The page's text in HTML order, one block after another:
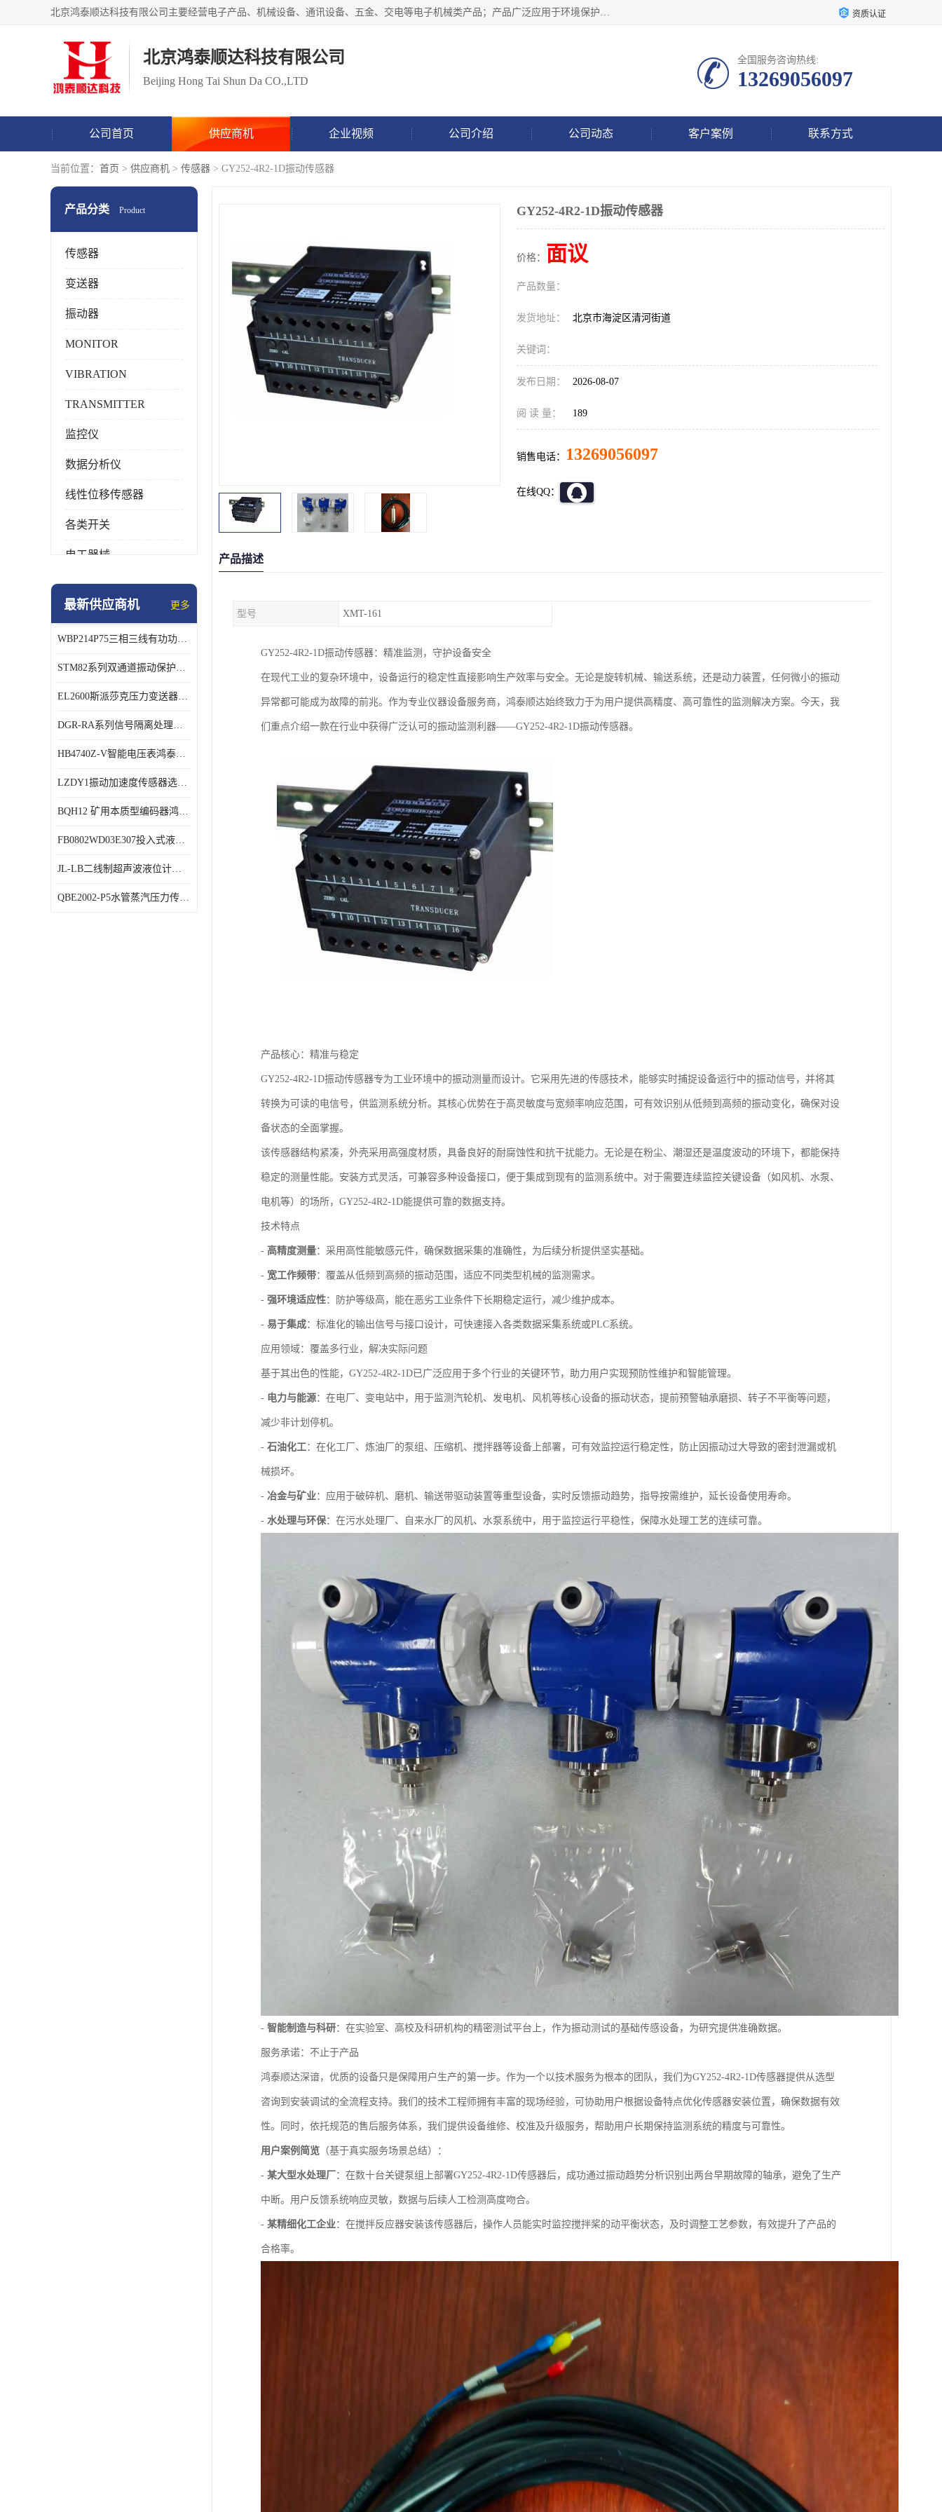
北京鸿泰顺达科技有限公司主要经营电子产品、机械设备、通讯设备、五金、交电等电子机械类产品；产品广泛应用于环境保护、石油化工、电力电子、冶金建筑、煤炭、农业、卫生防疫、教育科研等行业。并成功的与各地环境监测站、污水处理厂、卷烟厂、电厂、高校、科学院所、卫生防疫部门、煤矿、石化厂等用户建立了密切的合作关系。 资质认证
北京鸿泰顺达科技有限公司
Beijing Hong Tai Shun Da CO.,LTD
全国服务咨询热线:
13269056097
公司首页 供应商机 企业视频 公司介绍 公司动态 客户案例 联系方式
当前位置： 首页 > 供应商机 > 传感器 > GY252-4R2-1D振动传感器
产品分类 Product
传感器
变送器
振动器
MONITOR
VIBRATION
TRANSMITTER
监控仪
数据分析仪
线性位移传感器
各类开关
电工器械
模块化产品
特殊用处传感器
特殊用途变送器
最新供应商机 更多
WBP214P75三相三线有功功率传感器鸿泰顺达产品稳定性好
STM82系列双通道振动保护表鸿泰产品技术规格
EL2600斯派莎克压力变送器技术规格
DGR-RA系列信号隔离处理器鸿泰产品技术规格
HB4740Z-V智能电压表鸿泰产品外形美观大方
LZDY1振动加速度传感器选型资料
BQH12 矿用本质型编码器鸿泰产品实物展示
FB0802WD03E307投入式液位计鸿泰产品选型参数
JL-LB二线制超声波液位计鸿泰产品外形美观大方
QBE2002-P5水管蒸汽压力传感器西门子产品技术规格
GY252-4R2-1D振动传感器
价格： 面议
产品数量：
发货地址： 北京市海淀区清河街道
关键词：
发布日期： 2026-08-07
阅 读 量： 189
销售电话： 13269056097
在线QQ：
产品描述
型号 XMT-161
GY252-4R2-1D振动传感器：精准监测，守护设备安全
在现代工业的复杂环境中，设备运行的稳定性直接影响生产效率与安全。无论是旋转机械、输送系统，还是动力装置，任何微小的振动
异常都可能成为故障的前兆。作为专业仪器设备服务商，鸿泰顺达始终致力于为用户提供高精度、高可靠性的监测解决方案。今天，我
们重点介绍一款在行业中获得广泛认可的振动监测利器——GY252-4R2-1D振动传感器。
产品核心：精准与稳定
GY252-4R2-1D振动传感器专为工业环境中的振动测量而设计。它采用先进的传感技术，能够实时捕捉设备运行中的振动信号，并将其
转换为可读的电信号，供监测系统分析。其核心优势在于高灵敏度与宽频率响应范围，可有效识别从低频到高频的振动变化，确保对设
备状态的全面掌握。
该传感器结构紧凑，外壳采用高强度材质，具备良好的耐腐蚀性和抗干扰能力。无论是在粉尘、潮湿还是温度波动的环境下，都能保持
稳定的测量性能。安装方式灵活，可兼容多种设备接口，便于集成到现有的监测系统中。对于需要连续监控关键设备（如风机、水泵、
电机等）的场所，GY252-4R2-1D能提供可靠的数据支持。
技术特点
- 高精度测量：采用高性能敏感元件，确保数据采集的准确性，为后续分析提供坚实基础。
- 宽工作频带：覆盖从低频到高频的振动范围，适应不同类型机械的监测需求。
- 强环境适应性：防护等级高，能在恶劣工业条件下长期稳定运行，减少维护成本。
- 易于集成：标准化的输出信号与接口设计，可快速接入各类数据采集系统或PLC系统。
应用领域：覆盖多行业，解决实际问题
基于其出色的性能，GY252-4R2-1D已广泛应用于多个行业的关键环节，助力用户实现预防性维护和智能管理。
- 电力与能源：在电厂、变电站中，用于监测汽轮机、发电机、风机等核心设备的振动状态，提前预警轴承磨损、转子不平衡等问题，
减少非计划停机。
- 石油化工：在化工厂、炼油厂的泵组、压缩机、搅拌器等设备上部署，可有效监控运行稳定性，防止因振动过大导致的密封泄漏或机
械损坏。
- 冶金与矿业：应用于破碎机、磨机、输送带驱动装置等重型设备，实时反馈振动趋势，指导按需维护，延长设备使用寿命。
- 水处理与环保：在污水处理厂、自来水厂的风机、水泵系统中，用于监控运行平稳性，保障水处理工艺的连续可靠。
- 智能制造与科研：在实验室、高校及科研机构的精密测试平台上，作为振动测试的基础传感设备，为研究提供准确数据。
服务承诺：不止于产品
鸿泰顺达深谙，优质的设备只是保障用户生产的第一步。作为一个以技术服务为根本的团队，我们为GY252-4R2-1D传感器提供从选型
咨询到安装调试的全流程支持。我们的技术工程师拥有丰富的现场经验，可协助用户根据设备特点优化传感器安装位置，确保数据有效
性。同时，依托规范的售后服务体系，我们提供设备维修、校准及升级服务，帮助用户长期保持监测系统的精度与可靠性。
用户案例简览 （基于真实服务场景总结）：
- 某大型水处理厂 ：在数十台关键泵组上部署GY252-4R2-1D传感器后，成功通过振动趋势分析识别出两台早期故障的轴承，避免了生产
中断。用户反馈系统响应灵敏，数据与后续人工检测高度吻合。
- 某精细化工企业：在搅拌反应器安装该传感器后，操作人员能实时监控搅拌桨的动平衡状态，及时调整工艺参数，有效提升了产品的
合格率。